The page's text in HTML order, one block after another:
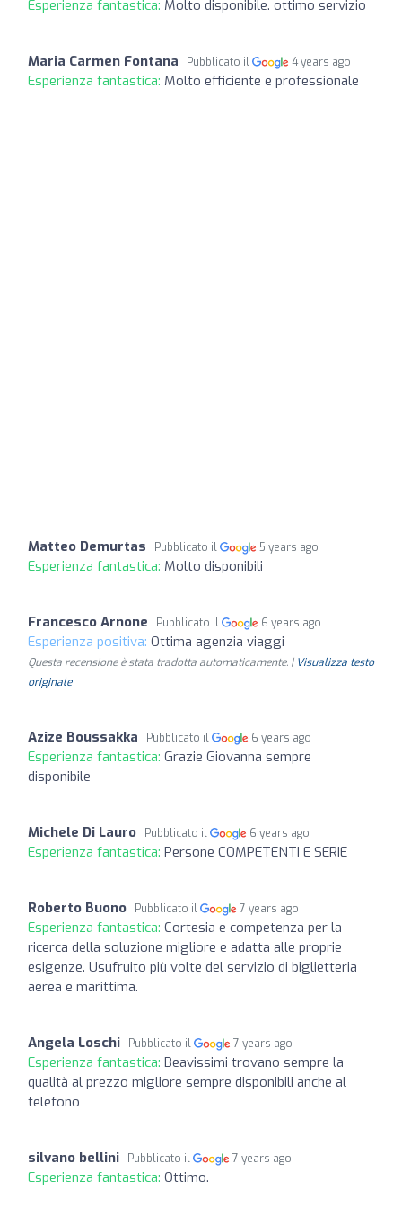
Esperienza fantastica: Molto disponibile. ottimo servizio
Maria Carmen Fontana Pubblicato il 4 years ago
Esperienza fantastica: Molto efficiente e professionale
Matteo Demurtas Pubblicato il 5 years ago
Esperienza fantastica: Molto disponibili
Francesco Arnone Pubblicato il 6 years ago
Esperienza positiva: Ottima agenzia viaggi
Questa recensione è stata tradotta automaticamente. | Visualizza testo
originale
Azize Boussakka Pubblicato il 6 years ago
Esperienza fantastica: Grazie Giovanna sempre
disponibile
Michele Di Lauro Pubblicato il 6 years ago
Esperienza fantastica: Persone COMPETENTI E SERIE
Roberto Buono Pubblicato il 7 years ago
Esperienza fantastica: Cortesia e competenza per la
ricerca della soluzione migliore e adatta alle proprie
esigenze. Usufruito più volte del servizio di biglietteria
aerea e marittima.
Angela Loschi Pubblicato il 7 years ago
Esperienza fantastica: Beavissimi trovano sempre la
qualità al prezzo migliore sempre disponibili anche al
telefono
silvano bellini Pubblicato il 7 years ago
Esperienza fantastica: Ottimo.